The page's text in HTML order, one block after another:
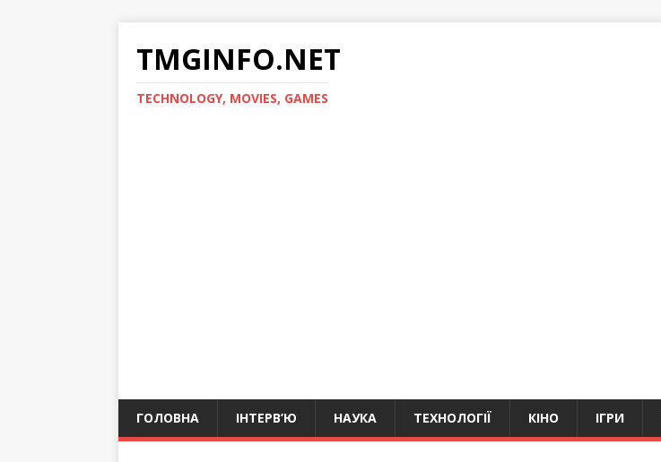
TMGINFO.NET
ТECHNOLOGY, MOVIES, GAMES
ГОЛОВНА ІНТЕРВ’Ю НАУКА ТЕХНОЛОГІЇ КІНО ІГРИ